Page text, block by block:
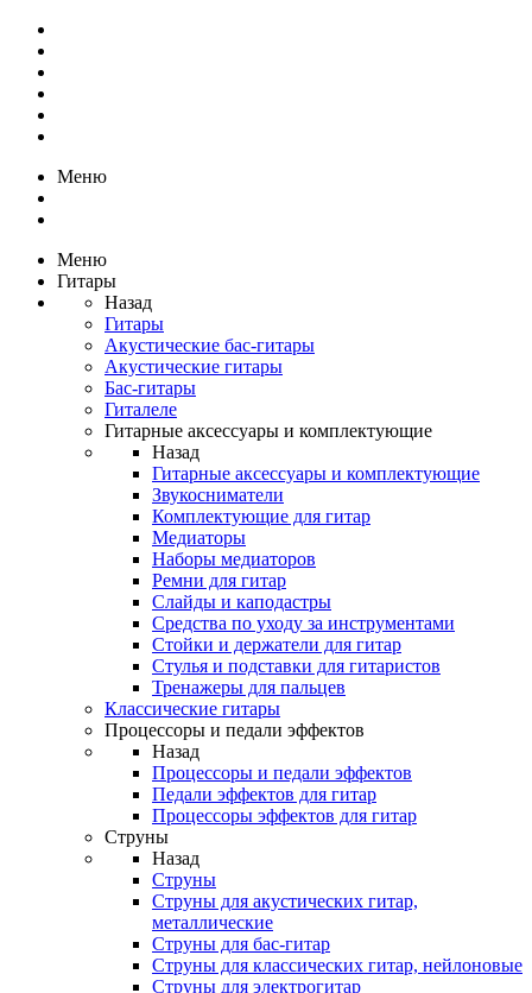
Меню
Меню
Гитары
Назад
Гитары
Акустические бас-гитары
Акустические гитары
Бас-гитары
Гиталеле
Гитарные аксессуары и комплектующие
Назад
Гитарные аксессуары и комплектующие
Звукосниматели
Комплектующие для гитар
Медиаторы
Наборы медиаторов
Ремни для гитар
Слайды и каподастры
Средства по уходу за инструментами
Стойки и держатели для гитар
Стулья и подставки для гитаристов
Тренажеры для пальцев
Классические гитары
Процессоры и педали эффектов
Назад
Процессоры и педали эффектов
Педали эффектов для гитар
Процессоры эффектов для гитар
Струны
Назад
Струны
Струны для акустических гитар,
металлические
Струны для бас-гитар
Струны для классических гитар, нейлоновые
Струны для электрогитар